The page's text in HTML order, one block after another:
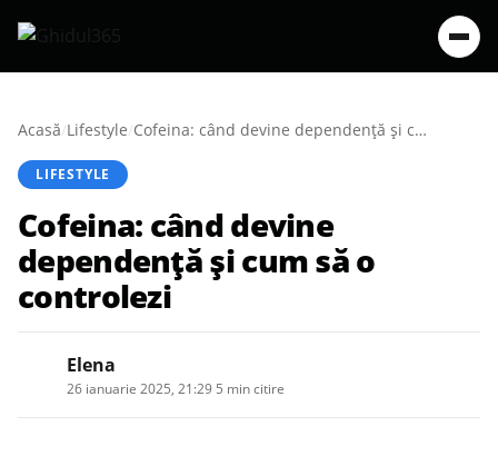
Acasă/Lifestyle/ Cofeina: când devine dependență și cum să o controlezi
LIFESTYLE
Cofeina: când devine
dependență și cum să o
controlezi
Elena
26 ianuarie 2025, 21:29 5 min citire